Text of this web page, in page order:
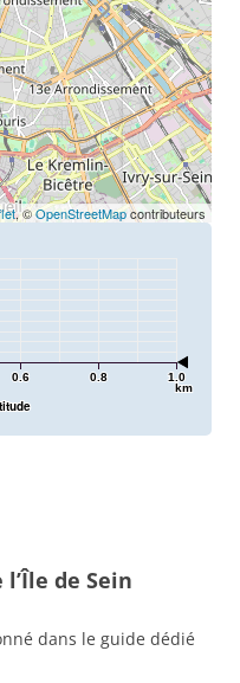
, ©OpenStreetMapcontributeurs
0.6 0.8 1.0
km
de Sein
dans le guide dédié